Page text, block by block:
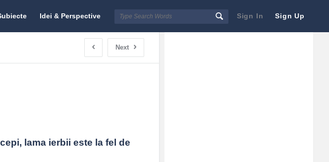
Sign In Sign Up
Idei & Perspective
Next
lama ierbii este la fel de